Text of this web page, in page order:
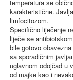
temperatura se
karakteristične.
limfocitozom.
Specifično liječenje
liječe se
bile gotovo
sa sporadičnim
uglavnom odojčad u
od majke kao i